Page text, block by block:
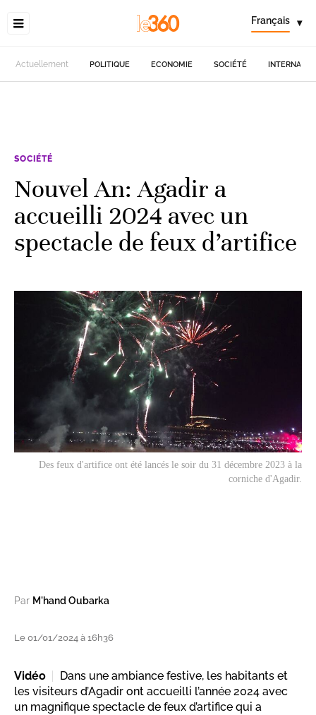
Français ▾
Actuellement POLITIQUE ECONOMIE SOCIÉTÉ
SOCIÉTÉ
Nouvel An: Agadir a
accueilli 2024 avec un
spectacle de feux d’artifice
Des feux d'artifice ont été lancés le soir du 31 décembre 2023 à la
corniche d'Agadir.
Par M'hand Oubarka
Le 01/01/2024 à 16h36
Vidéo
Dans une ambiance festive, les habitants et
les visiteurs d’Agadir ont accueilli l’année 2024 avec
un magnifique spectacle de feux d’artifice qui a